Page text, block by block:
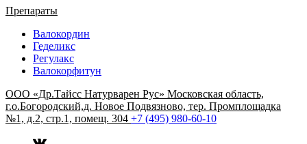
Препараты
Валокордин
Геделикс
Регулакс
Валокорфитун
ООО «Др.Тайсс Натурварен Рус» Московская область,
г.о.Богородский,д. Новое Подвязново, тер. Промплощадка
№1, д.2, стр.1, помещ. 304 +7 (495) 980-60-10